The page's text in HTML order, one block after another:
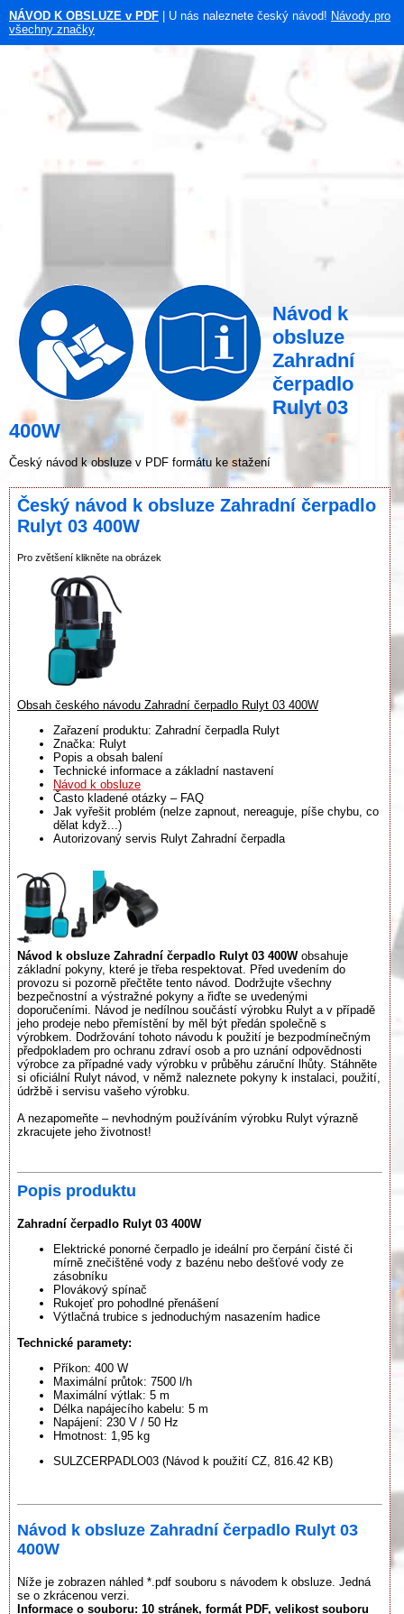
NÁVOD K OBSLUZE v PDF | U nás naleznete český návod! Návody pro
všechny značky
Návod k
obsluze
Zahradní
čerpadlo
Rulyt 03
400W
Český návod k obsluze v PDF formátu ke stažení
Český návod k obsluze Zahradní čerpadlo
Rulyt 03 400W
Pro zvětšení klikněte na obrázek
Obsah českého návodu Zahradní čerpadlo Rulyt 03 400W
Zařazení produktu: Zahradní čerpadla Rulyt
Značka: Rulyt
Popis a obsah balení
Technické informace a základní nastavení
Návod k obsluze
Často kladené otázky – FAQ
Jak vyřešit problém (nelze zapnout, nereaguje, píše chybu, co
dělat když...)
Autorizovaný servis Rulyt Zahradní čerpadla
Návod k obsluze Zahradní čerpadlo Rulyt 03 400Wobsahuje
základní pokyny, které je třeba respektovat. Před uvedením do
provozu si pozorně přečtěte tento návod. Dodržujte všechny
bezpečnostní a výstražné pokyny a řiďte se uvedenými
doporučeními. Návod je nedílnou součástí výrobku Rulyt a v případě
jeho prodeje nebo přemístění by měl být předán společně s
výrobkem. Dodržování tohoto návodu k použití je bezpodmínečným
předpokladem pro ochranu zdraví osob a pro uznání odpovědnosti
výrobce za případné vady výrobku v průběhu záruční lhůty. Stáhněte
si oficiální Rulyt návod, v němž naleznete pokyny k instalaci, použití,
údržbě i servisu vašeho výrobku.
A nezapomeňte – nevhodným používáním výrobku Rulyt výrazně
zkracujete jeho životnost!
Popis produktu
Zahradní čerpadlo Rulyt 03 400W
Elektrické ponorné čerpadlo je ideální pro čerpání čisté či
mírně znečištěné vody z bazénu nebo dešťové vody ze
zásobníku
Plovákový spínač
Rukojeť pro pohodlné přenášení
Výtlačná trubice s jednoduchým nasazením hadice
Technické paramety:
Příkon: 400 W
Maximální průtok: 7500 l/h
Maximální výtlak: 5 m
Délka napájecího kabelu: 5 m
Napájení: 230 V / 50 Hz
Hmotnost: 1,95 kg
SULZCERPADLO03 (Návod k použití CZ, 816.42 KB)
Návod k obsluze Zahradní čerpadlo Rulyt 03
400W
Níže je zobrazen náhled *.pdf souboru s návodem k obsluze. Jedná
se o zkrácenou verzi.
Informace o souboru: 10 stránek, formát PDF, velikost souboru